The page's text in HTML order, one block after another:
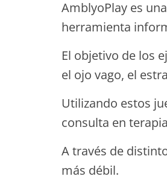
AmblyoPlay es
herramienta
El objetivo de los
el ojo vago, el
Utilizando estos
consulta en
A través de
más débil.